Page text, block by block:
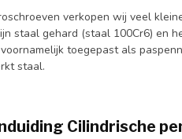
verkopen wij veel
staal gehard (staal 100Cr6) en
toegepast als
staal.
Cilindrische